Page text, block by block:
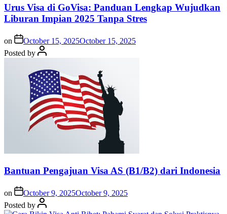
Urus Visa di GoVisa: Panduan Lengkap Wujudkan
Liburan Impian 2025 Tanpa Stres
on October 15, 2025October 15, 2025
Posted by
Bantuan Pengajuan Visa AS (B1/B2) dari Indonesia
on October 9, 2025October 9, 2025
Posted by